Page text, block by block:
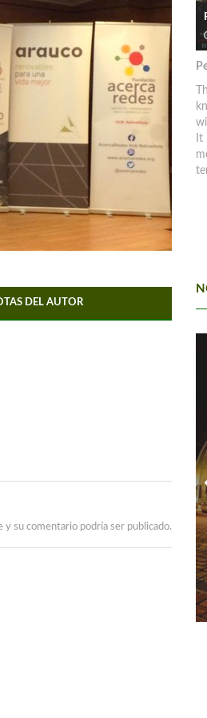
DEL AUTOR
su comentario podría ser publicado.
It